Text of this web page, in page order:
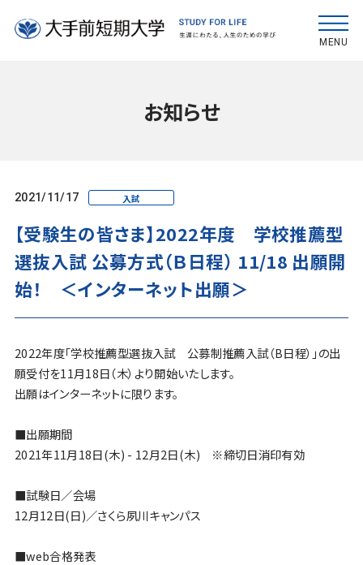
MENU
お知らせ
2021/11/17 入試
【受験生の皆さま】2022年度 学校推薦型
選抜入試 公募方式（Ｂ日程） 11/18 出願開
始！ ＜インターネット出願＞
2022年度「学校推薦型選抜入試 公募制推薦入試（B日程）」の出
願受付を11月18日（木）より開始いたします。
出願はインターネットに限ります。
■出願期間
2021年11月18日(木) - 12月2日(木) ※締切日消印有効
■試験日／会場
12月12日(日)／さくら夙川キャンパス
■web合格発表